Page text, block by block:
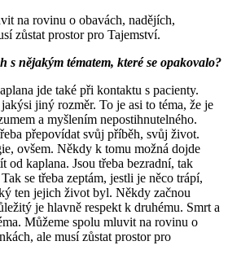
na rovinu o obavách, nadějích,
zůstat prostor pro Tajemství.
s nějakým tématem, které se opakovalo?
jde také při kontaktu s pacienty.
jiný rozměr. To je asi to téma, že je
a myšlením nepostihnutelného.
přepovídat svůj příběh, svůj život.
ovšem. Někdy k tomu možná dojde
od kaplana. Jsou třeba bezradní, tak
se třeba zeptám, jestli je něco trápí,
ten jejich život byl. Někdy začnou
je hlavně respekt k druhému. Smrt a
Můžeme spolu mluvit na rovinu o
ale musí zůstat prostor pro